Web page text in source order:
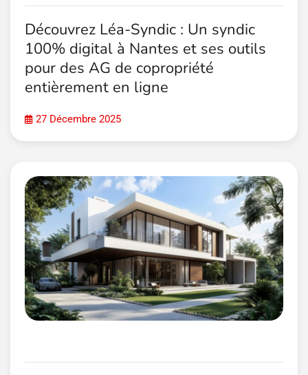
Découvrez Léa-Syndic : Un syndic
100% digital à Nantes et ses outils
pour des AG de copropriété
entièrement en ligne
27 Décembre 2025